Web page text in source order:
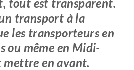
tout est transparent.
transport à la
les transporteurs en
ou même en Midi-
mettre en avant.